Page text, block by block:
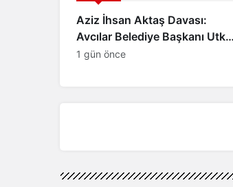
Aziz İhsan Aktaş Davası:
Avcılar Belediye Başkanı Utku
Caner Çaykara ve Özcan
1 gün önce